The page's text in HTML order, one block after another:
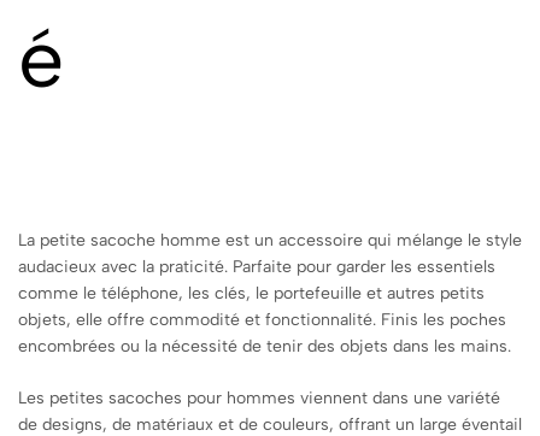
é
La petite sacoche homme est un accessoire qui mélange le style
audacieux avec la praticité. Parfaite pour garder les essentiels
comme le téléphone, les clés, le portefeuille et autres petits
objets, elle offre commodité et fonctionnalité. Finis les poches
encombrées ou la nécessité de tenir des objets dans les mains.
Les petites sacoches pour hommes viennent dans une variété
de designs, de matériaux et de couleurs, offrant un large éventail